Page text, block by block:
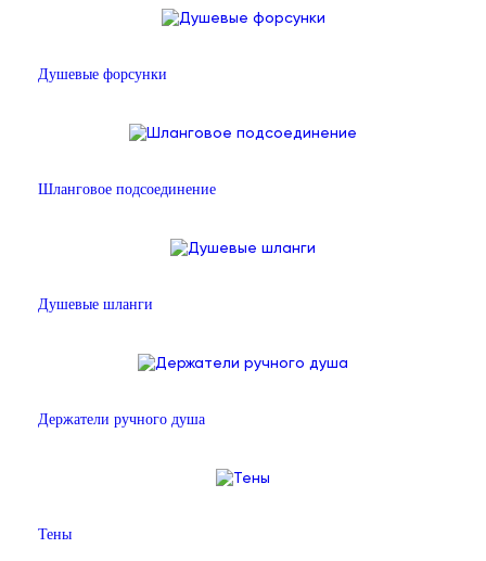
Душевые форсунки
Шланговое подсоединение
Душевые шланги
Держатели ручного душа
Тены